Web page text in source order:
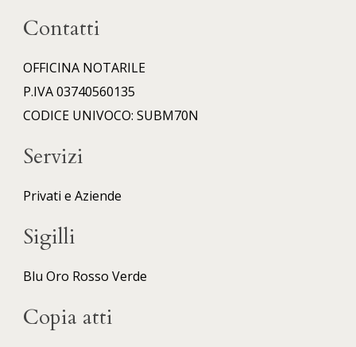
Contatti
OFFICINA NOTARILE
P.IVA 03740560135
CODICE UNIVOCO: SUBM70N
Servizi
Privati e Aziende
Sigilli
Blu Oro Rosso Verde
Copia atti